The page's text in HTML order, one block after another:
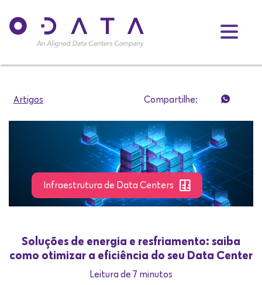
Artigos Compartilhe:
Infraestrutura de Data Centers
Soluções de energia e resfriamento: saiba
como otimizar a eficiência do seu Data Center
Leitura de 7 minutos